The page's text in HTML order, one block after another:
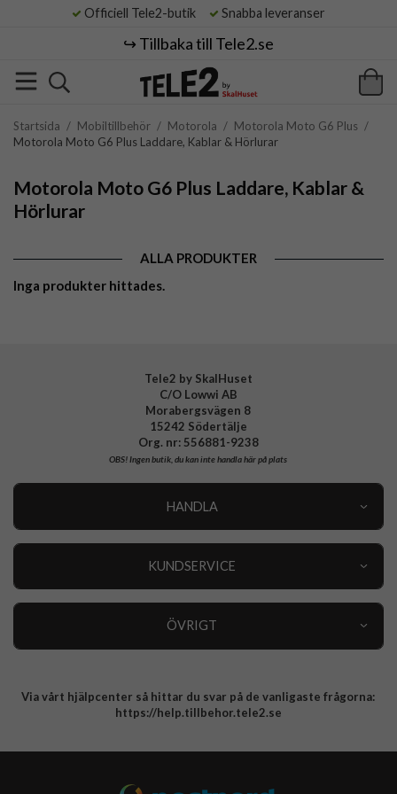
Officiell Tele2-butik Snabba leveranser
↪️ Tillbaka till Tele2.se
Startsida / Mobiltillbehör / Motorola / Motorola Moto G6 Plus /
Motorola Moto G6 Plus Laddare, Kablar & Hörlurar
Motorola Moto G6 Plus Laddare, Kablar &
Hörlurar
ALLA PRODUKTER
Inga produkter hittades.
Tele2 by SkalHuset
C/O Lowwi AB
Morabergsvägen 8
15242 Södertälje
Org. nr: 556881-9238
OBS!Ingen butik, du kan inte handla här på plats
HANDLA
KUNDSERVICE
ÖVRIGT
Integritetspolicy
Via vårt hjälpcenter så hittar du svar på de vanligaste frågorna:
https://help.tillbehor.tele2.se